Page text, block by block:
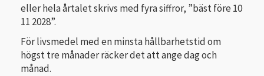
eller hela årtalet skrivs med fyra siffror, ”bäst före 10
11 2028”.
För livsmedel med en minsta hållbarhetstid om
högst tre månader räcker det att ange dag och
månad.